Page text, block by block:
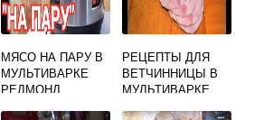
МЯСО НА ПАРУ В
МУЛЬТИВАРКЕ
РЕДМОНД
РЕЦЕПТЫ ДЛЯ
ВЕТЧИННИЦЫ В
МУЛЬТИВАРКЕ